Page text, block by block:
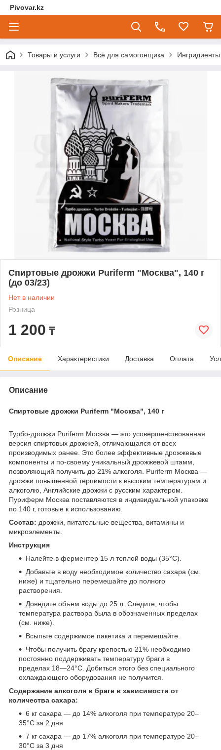
Pivovar.kz
Товары и услуги Всё для самогонщика
Спиртовые дрожжи Puriferm "Москва", 140 г
(до 03/23)
Нет в наличии
Розница
1 200 ₸
Описание Характеристики Доставка Оплата
Описание
Спиртовые дрожжи Puriferm "Москва", 140 г
Турбо-дрожжи Puriferm Москва — это усовершенствованная
версия спиртовых дрожжей, отличающаяся от всех
производимых ранее. Это более эффективные дрожжевые
компоненты и по-своему уникальный дрожжевой штамм,
позволяющий получить до 21% алкоголя. Puriferm Москва —
дрожжи повышенной терпимости к высоким температурам и
алкоголю, Английские дрожжи с русским характером.
Пуриферм Москва поставляются в индивидуальной упаковке
по 140 г, готовые к использованию.
Состав: дрожжи, питательные вещества, витамины и
микроэлементы.
Инструкция
Налейте в ферментер 15 л теплой воды (35°С).
Добавьте в воду необходимое количество сахара (см.
ниже) и тщательно перемешайте до полного
растворения.
Доведите объем воды до 25 л. Следите, чтобы
температура раствора была в обозначенных пределах
(см. ниже).
Всыпьте содержимое пакетика и перемешайте.
Чтобы получить брагу крепостью 21% необходимо
постоянно поддерживать температуру браги в
пределах 18—24°С. Добиться этого без специального
охлаждающего оборудования не получится.
Содержание алкоголя в браге в зависимости от
количества сахара:
6 кг сахара — до 14% алкоголя при температуре 20–
35°С за 2 дня
7 кг сахара — до 17% алкоголя при температуре 20–
30°С за 3 дня